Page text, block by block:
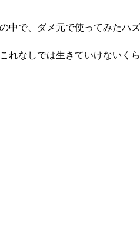
中で、ダメ元で使ってみたハ
れなしでは生きていけないく